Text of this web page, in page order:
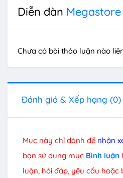
Diễn đàn
Chưa có bài thảo luận nào
Đánh giá & Xếp hạng (0)
Mục này chỉ dành để nhận
bạn sử dụng mục Bình luận
luận, hỏi đáp, yêu cầu hoặc